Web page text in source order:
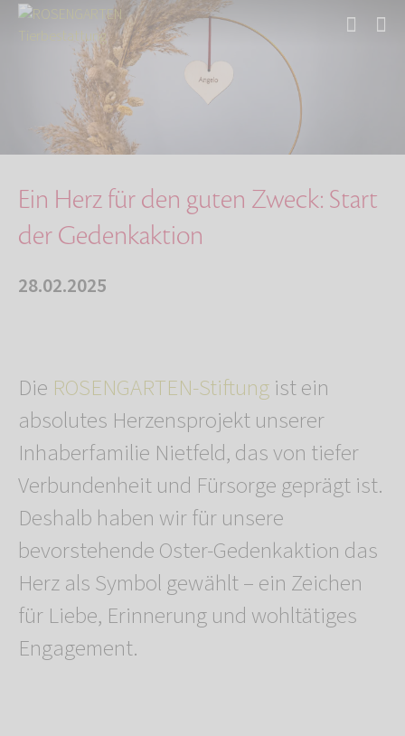
Über uns
Aktuelles
Ein Herz für den guten Zweck: Start der Geden…
Ein Herz für den guten Zweck: Start
der Gedenkaktion
28.02.2025
Die ROSENGARTEN-Stiftungist ein
absolutes Herzensprojekt unserer
Inhaberfamilie Nietfeld, das von tiefer
Verbundenheit und Fürsorge geprägt ist.
Deshalb haben wir für unsere
bevorstehende Oster-Gedenkaktion das
Herz als Symbol gewählt – ein Zeichen
für Liebe, Erinnerung und wohltätiges
Engagement.